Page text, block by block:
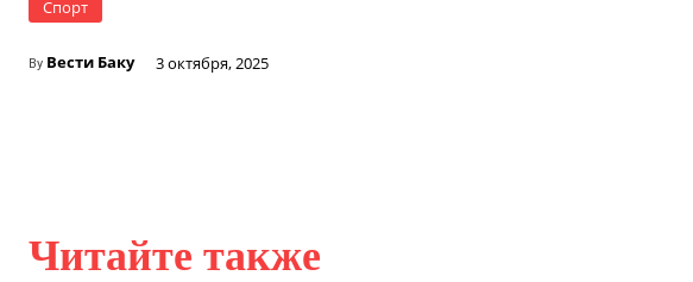
Спорт
By Вести Баку 3 октября, 2025
Читайте также